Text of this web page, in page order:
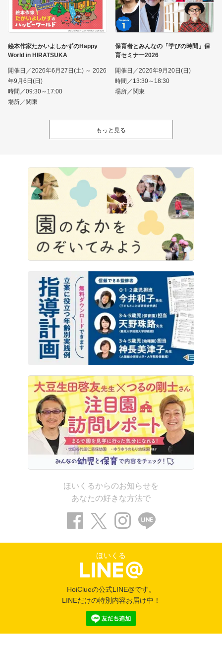
絵本作家たかいよしかずのHappy
World in HIRATSUKA
開催日／2026年6月27日(土) ～ 2026
年9月6日(日)
時間／09:30～17:00
場所／関東
保育者とみんなの「学びの時間」保
育セミナー2026
開催日／2026年9月20日(日)
時間／13:30～18:30
場所／関東
もっと見る
ほいくるからのお知らせを
あなたの好きな方法で
ほいくる
HoiClueの公式LINE@です。
LINEだけの特別内容お届け中！